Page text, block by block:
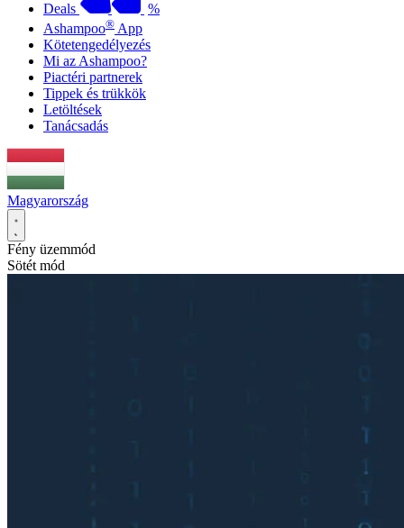
Deals
%
Ashampoo® App
Kötetengedélyezés
Mi az Ashampoo?
Piactéri partnerek
Tippek és trükkök
Letöltések
Tanácsadás
Magyarország
Fény üzemmód
Sötét mód